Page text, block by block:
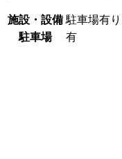
施設・設備 駐車場有り
駐車場
有